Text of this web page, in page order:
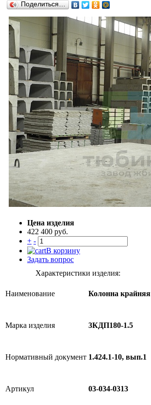
Поделиться…
Цена изделия
422 400 руб.
+ -
В корзину
Задать вопрос
Характеристики изделия:
Наименование Колонна крайняя
Марка изделия 3КДП180-1.5
Нормативный документ 1.424.1-10, вып.1
Артикул 03-034-0313